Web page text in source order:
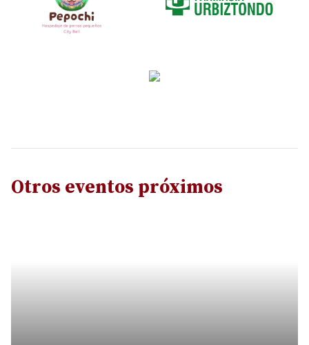
Otros eventos próximos